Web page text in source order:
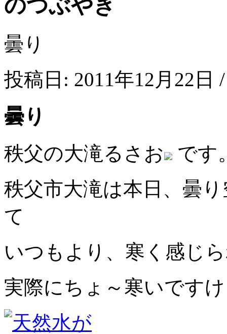
曇り
投稿日: 2011年12月22
曇り
秩父の大滝るさお
です
秩父市大滝は本日、曇
て
いつもより、寒く感じ
実際にちょ～寒いです